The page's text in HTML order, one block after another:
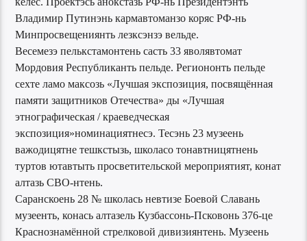
Владимир Путинэнь кармавтоманзо коряс РФ-нь
Минпросвещениянть лезксэнзэ вельде.
Весемезэ пелькстамонтень састь 33 яволявтомат
Мордовия Республиканть пельде. Региононть пельде
сехте ламо максозь «Лучшая экспозиция, посвящённая
памяти защитников Отечества» ды «Лучшая
этнографическая / краеведческая
экспозиция»номинациятнесэ. Тесэнь 23 музеень
важодицятне тешкстызь, школасо тонавтницятнень
туртов ютавтыть просветительской мероприятият, конат
алтазь СВО-нтень.
Саранскоень 28 № школась невтизе Боевой Славань
музеенть, конась алтазель Кузбассонь-Псковонь 376-це
Краснознамённой стрелковой дивизиянтень. Музеень